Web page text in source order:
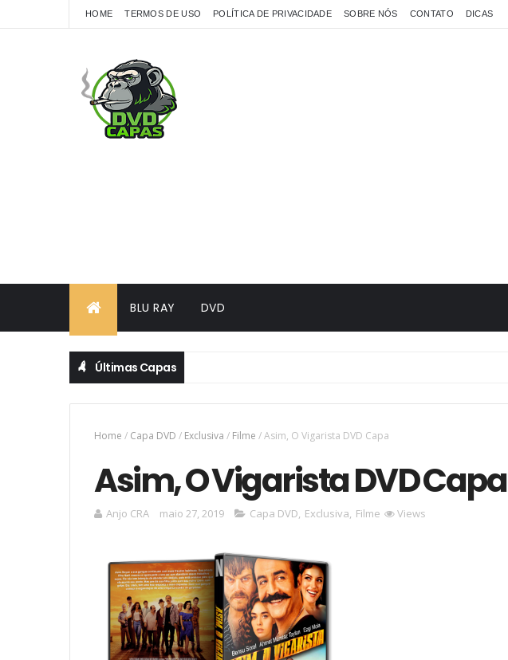
HOME TERMOS DE USO POLÍTICA DE PRIVACIDADE SOBRE NÓS CONTATO DICAS
BLU RAY DVD
Últimas Capas
Home / Capa DVD / Exclusiva / Filme /Asim, O Vigarista DVD Capa
Asim, O Vigarista DVD Capa
Anjo CRA maio 27, 2019 Capa DVD, Exclusiva, Filme Views